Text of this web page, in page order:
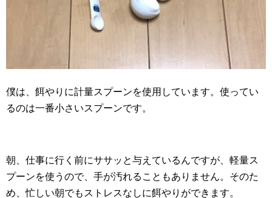
僕は、餌やりに計量スプーンを使用しています。使ってい
るのは一番小さいスプーンです。
朝、仕事に行く前にササッと与えているんですが、軽量ス
プーンを使うので、手が汚れることもありません。そのた
め、忙しい朝でもストレスなしに餌やりができます。